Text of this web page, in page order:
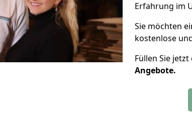
Erfahrung im
Sie möchten
kostenlose
Füllen Sie
Angebote.